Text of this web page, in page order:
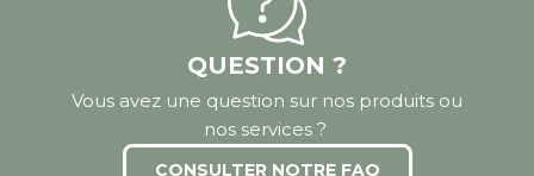
QUESTION ?
Vous avez une question sur nos produits ou
nos services ?
CONSULTER NOTRE FAQ